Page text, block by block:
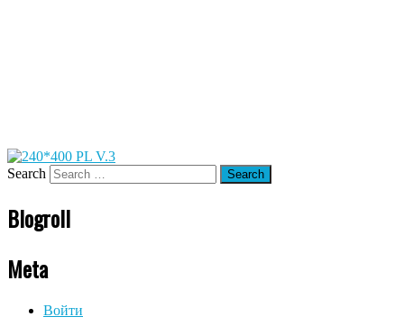
Search
Blogroll
Meta
Войти